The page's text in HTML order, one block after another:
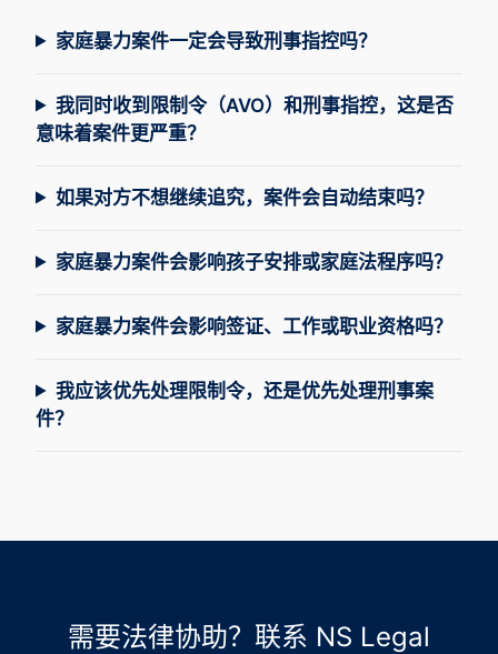
家庭暴力案件一定会导致刑事指控吗？
我同时收到限制令（AVO）和刑事指控，这是否
意味着案件更严重？
如果对方不想继续追究，案件会自动结束吗？
家庭暴力案件会影响孩子安排或家庭法程序吗？
家庭暴力案件会影响签证、工作或职业资格吗？
我应该优先处理限制令，还是优先处理刑事案
件？
需要法律协助？联系 NS Legal